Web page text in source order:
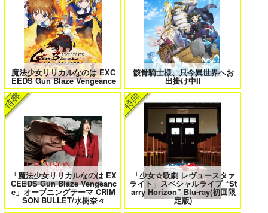
1,100円（税込）
ミリタリー
サンプル
カート
ボクの理想の異世界生活 転生したら
ケモ耳娘だらけの世界でハーレムに
3
異世界から来た君と共に過ごす日常
2
＃ラブコメ好きとこっそり繋がりた
い
エロゲの鬱エンドからヒロイン達を
救済したら 2
女友達は頼めば意外とヤらせてくれ
る 8
HELL’o WORK！～賽の河原で積石
を崩すだけの簡単なお仕事って聞い
たのに～
魔法少女リリカルなのは EXC
EEDS Gun Blaze Vengeance
骸骨騎士様、只今異世界へお
出掛け中II
「魔法少女リリカルなのは EX
CEEDS Gun Blaze Vengeanc
e」オープニングテーマ CRIM
SON BULLET/水樹奈々
「少女☆歌劇 レヴュースタァ
ライト」スペシャルライブ “St
arry Horizon” Blu-ray(初回限
定版)